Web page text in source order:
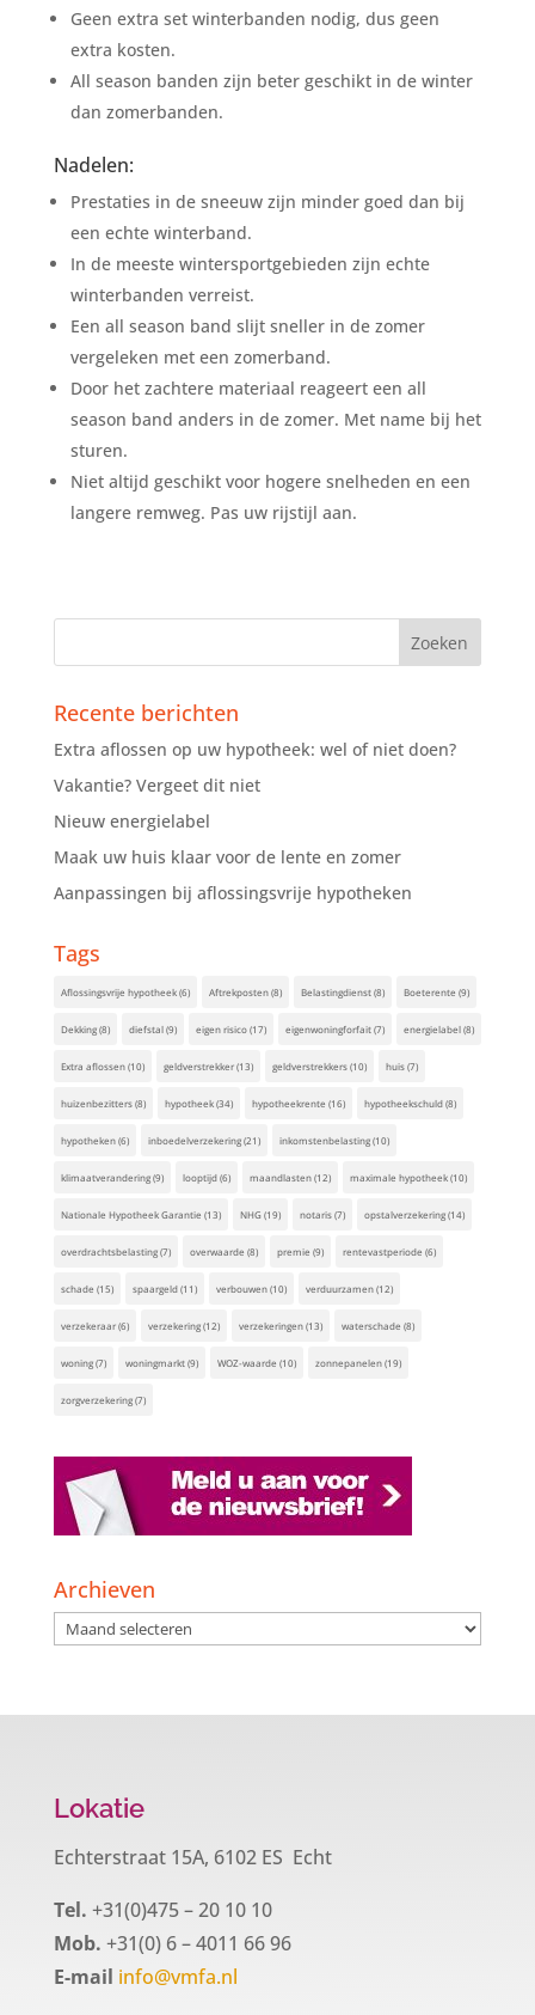
Geen extra set winterbanden nodig, dus geen
extra kosten.
All season banden zijn beter geschikt in de winter
dan zomerbanden.
Nadelen:
Prestaties in de sneeuw zijn minder goed dan bij
een echte winterband.
In de meeste wintersportgebieden zijn echte
winterbanden verreist.
Een all season band slijt sneller in de zomer
vergeleken met een zomerband.
Door het zachtere materiaal reageert een all
season band anders in de zomer. Met name bij het
sturen.
Niet altijd geschikt voor hogere snelheden en een
langere remweg. Pas uw rijstijl aan.
Recente berichten
Extra aflossen op uw hypotheek: wel of niet doen?
Vakantie? Vergeet dit niet
Nieuw energielabel
Maak uw huis klaar voor de lente en zomer
Aanpassingen bij aflossingsvrije hypotheken
Tags
Aflossingsvrije hypotheek(6) Aftrekposten(8) Belastingdienst(8) Boeterente (9)
Dekking(8) diefstal(9) eigen risico(17) eigenwoningforfait(7) energielabel(8)
Extra aflossen(10) geldverstrekker(13) geldverstrekkers(10) huis(7)
huizenbezitters(8) hypotheek(34) hypotheekrente (16) hypotheekschuld(8)
hypotheken(6) inboedelverzekering(21) inkomstenbelasting(10)
klimaatverandering(9) looptijd(6) maandlasten(12) maximale hypotheek(10)
Nationale Hypotheek Garantie (13) NHG(19) notaris(7) opstalverzekering(14)
overdrachtsbelasting(7) overwaarde (8) premie (9) rentevastperiode (6)
schade (15) spaargeld(11) verbouwen(10) verduurzamen(12)
verzekeraar(6) verzekering(12) verzekeringen(13) waterschade (8)
woning(7) woningmarkt(9) WOZ-waarde (10) zonnepanelen(19)
zorgverzekering(7)
Archieven
Archieven
Lokatie
Echterstraat 15A, 6102 ES Echt
Tel. +31(0)475 – 20 10 10
Mob. +31(0) 6 – 4011 66 96
E-mail info@vmfa.nl